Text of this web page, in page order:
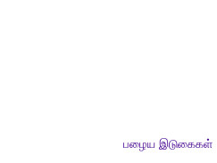
பழைய இடுகைகள்